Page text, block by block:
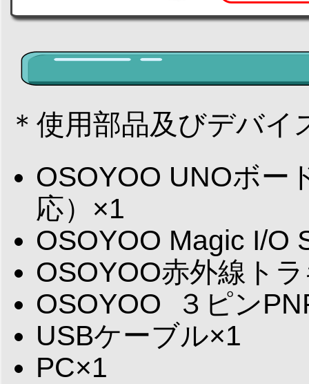
＊使用部品及びデバイ
OSOYOO UNOボー
応）×1
OSOYOO Magic I/O
OSOYOO赤外線ト
OSOYOO ３ピン
USBケーブル×1
PC×1